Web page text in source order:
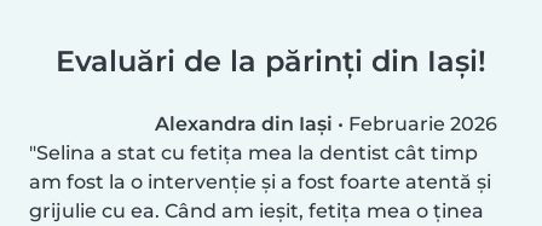
Evaluări de la părinți din Iași!
Alexandra din Iași • Februarie 2026
Selina a stat cu fetița mea la dentist cât timp
am fost la o intervenție și a fost foarte atentă și
grijulie cu ea. Când am ieșit, fetița mea o ținea